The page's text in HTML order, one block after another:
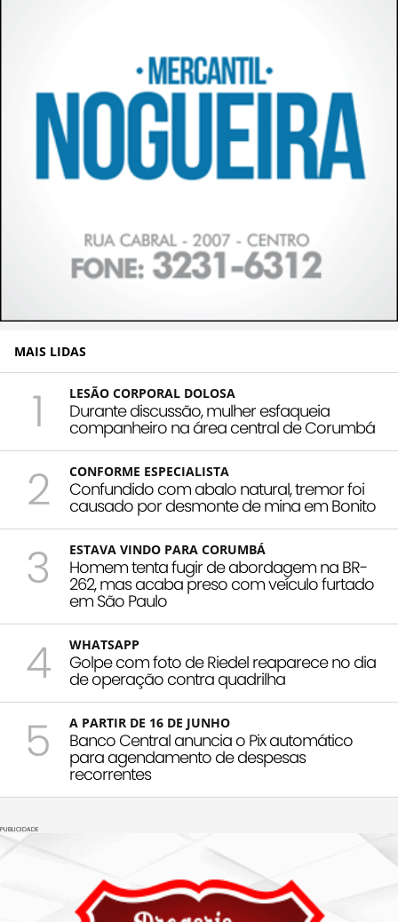
MAIS LIDAS
1 LESÃO CORPORAL DOLOSA
Durante discussão, mulher esfaqueia
companheiro na área central de Corumbá
2 CONFORME ESPECIALISTA
Confundido com abalo natural, tremor foi
causado por desmonte de mina em Bonito
3 ESTAVA VINDO PARA CORUMBÁ
Homem tenta fugir de abordagem na BR-
262, mas acaba preso com veículo furtado
em São Paulo
4 WHATSAPP
Golpe com foto de Riedel reaparece no dia
de operação contra quadrilha
5 A PARTIR DE 16 DE JUNHO
Banco Central anuncia o Pix automático
para agendamento de despesas
recorrentes
PUBLICIDADE